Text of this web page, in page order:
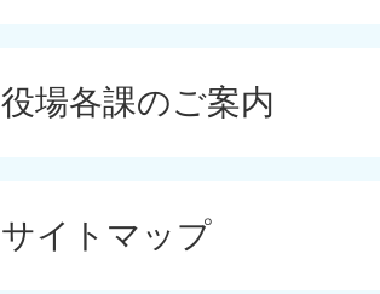
役場各課のご案内
サイトマップ